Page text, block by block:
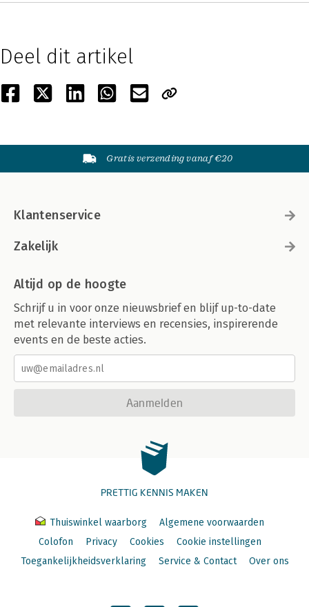
Deel dit artikel
Gratis verzending vanaf €20
Klantenservice
Zakelijk
Altijd op de hoogte
Schrijf u in voor onze nieuwsbrief en blijf up-to-date
met relevante interviews en recensies, inspirerende
events en de beste acties.
Aanmelden
PRETTIG KENNIS MAKEN
Thuiswinkel waarborg
Algemene voorwaarden
Colofon
Privacy Cookies
Cookie instellingen
Toegankelijkheidsverklaring
Service & Contact Over ons